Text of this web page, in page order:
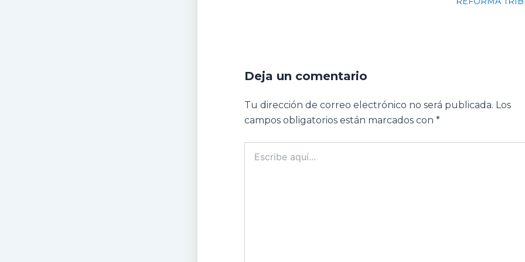
Deja un comentario
Tu dirección de correo electrónico no será publicada. Los
campos obligatorios están marcados con *
aquí...